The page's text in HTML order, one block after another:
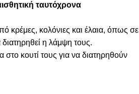
ταυτόχρονα
κρέμες, κολόνιες και έλαια, όπως σε
η λάμψη τους.
κουτί τους για να διατηρηθούν